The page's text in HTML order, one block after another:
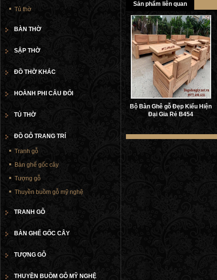
Sản phẩm liên quan
Bộ Bàn Ghê gỗ Đẹp Kiểu Hiện
Đại Gia Rẻ B454
Tủ thờ
BÀN THỜ
SẬP THỜ
ĐỒ THỜ KHÁC
HOÀNH PHI CÂU ĐỐI
TỦ THỜ
ĐỒ GỖ TRANG TRÍ
Tranh gỗ
Bàn ghế gốc cây
Tượng gỗ
Thuyền buồm gỗ mỹ nghệ
TRANH GỖ
BÀN GHẾ GỐC CÂY
TƯỢNG GỖ
THUYỀN BUỒM GỖ MỸ NGHỆ